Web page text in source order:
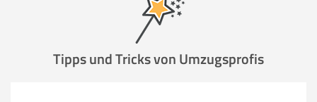
Tipps und Tricks von Umzugsprofis